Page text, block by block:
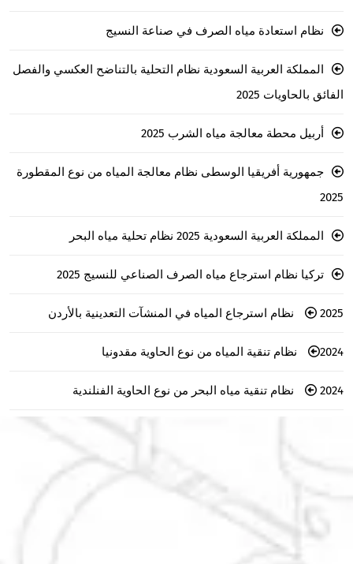
نظام استعادة مياه الصرف في صناعة النسيج
المملكة العربية السعودية نظام التحلية بالتناضح العكسي والفصل
الفائق بالحاويات 2025
أربيل محطة معالجة مياه الشرب 2025
جمهورية أفريقيا الوسطى نظام معالجة المياه من نوع المقطورة
2025
المملكة العربية السعودية 2025 نظام تحلية مياه البحر
تركيا نظام استرجاع مياه الصرف الصناعي للنسيج 2025
2025 نظام استرجاع المياه في المنشآت التعدينية بالأردن
2024 نظام تنقية المياه من نوع الحاوية مقدونيا
2024 نظام تنقية مياه البحر من نوع الحاوية الفنلندية